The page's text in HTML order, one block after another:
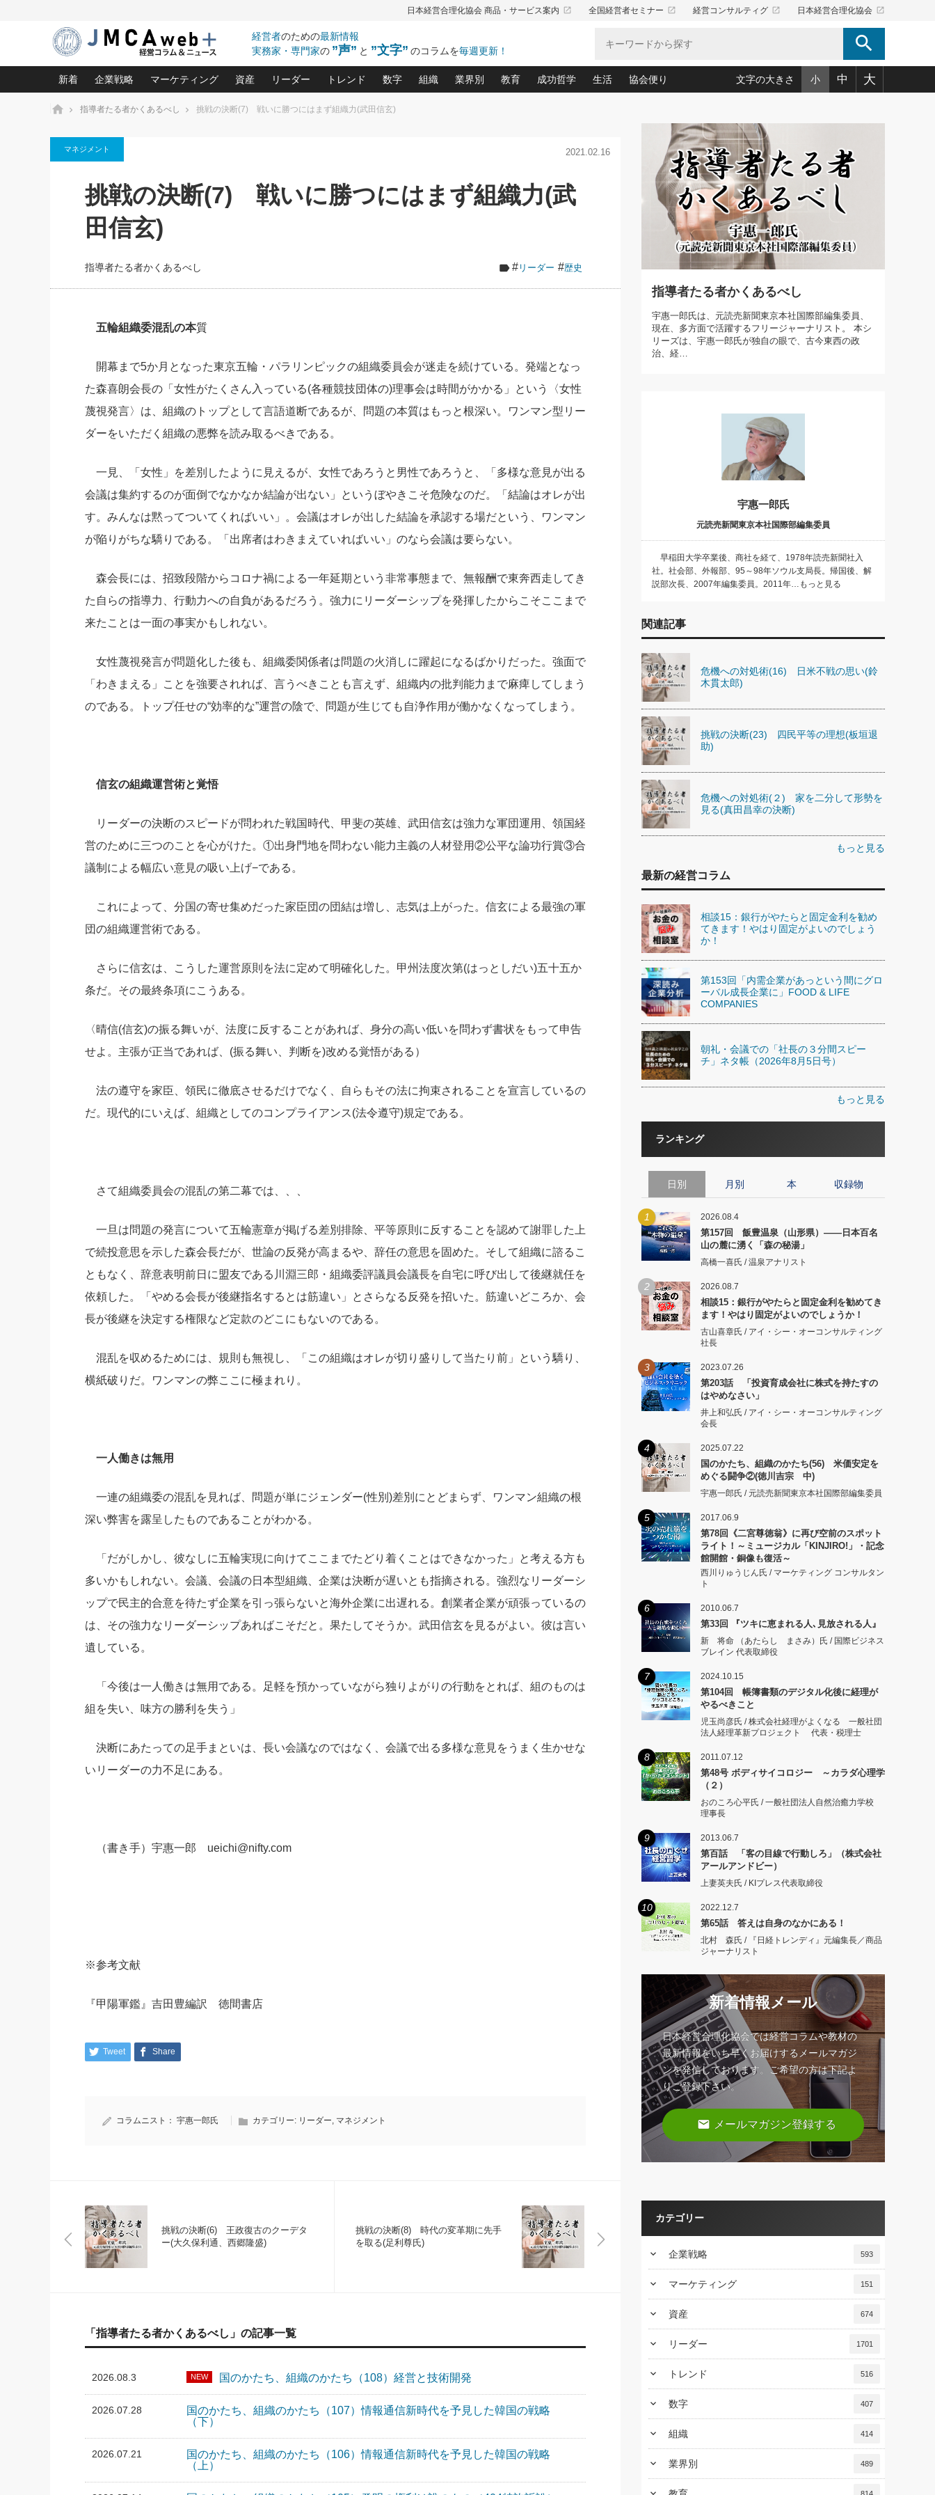
日本経営合理化協会 商品・サービス案内 launch 全国経営者セミナー launch 経営コンサルティグ launch 日本経営合理化協会 launch
経営者のための最新情報
実務家・専門家の ”声” と ”文字” のコラムを毎週更新！ search
新着
2026.08.7
相談15：銀行がやたらと固定金
利を勧めてきます！やはり固定
がよいのでしょうか！
2026.08.7
日号）
2026.08.5 2026.08.5
第86回 「言葉狩り」
もっとみる
企業戦略
中小企業の「１位づくり」戦略(96)
利益を最大化する「業務改善」横田尚哉氏(5)
強い会社を築く ビジネス・クリニック(240)
日本レーザー「人を大切にしながら利益を上げる経営」の極意
(3)
武器としてのM&A入門(3)
社長のための“儲かる通販”戦略視点(151)
継続経営 百話百行(85)
マーケティング
ロングセラーの玉手箱(9)
大復活＆快進撃！ユニバーサルスタジオジャパンの成功要因と
は(5)
酒井光雄 成功事例に学ぶ繁栄企業のブランド戦略(39)
資産
中国経済の最新動向(204)
事業承継の前に、決めておきたい、知っておきたい、やってお
リーダー
ピョートル・F・グジバチの『経営戦略の新常識』(12)
次もあなたにお願いしたいと思われる「一流の仕事術」(28)
トレンド
北村森の「今月のヒット商品」(109)
数字
会社を守り抜くための緊急対策(100)
強い決算書の会社はココが違う！(36)
決算書の“見える化”術(12)
組織
職場の生産性を下げるハラスメントの予防策(10)
賃金決定の定石(68)
顧客・社員・社会から支持される「ウェルビーイング経営入
業界別
大久保一彦の“流行る”お店の仕組みづくり(210)
柿内幸夫─社長のための現場改善(174)
教育
あなただからお願いしたいと思われる 気配りの達人(127)
クレーム対応 実践マニュアル(92)
クレーム対応の新知識と新常識(57)
デキル社員に育てる！ 社員教育の決め手(203)
業績アップにつながる！ワンランク上の手紙・メール術(100)
成功哲学
中国哲学に学ぶ 不況は会社守成の好機(38)
令和時代の「社長の人間力の磨き方」(86)
先人の名句名言の教え 東洋思想に学ぶ経営学(132)
渡部昇一の「日本の指導者たち」(32)
生活
おのころ心平の ──社長のための「か・ら・だマネジメント」
(50)
デジタルＡＶを味方に！新・仕事術(180)
リーダー脳の鍛え方(32)
ワインを楽しむ基礎レッスン(12)
必読！社長が読むべき今月の4冊(88)
眼と耳で楽しむ読書術(162)
社長の「氣」(30)
米国スポーツ・ビジネスに学ぶ心理学(98)
高橋一喜の『これぞ！"本物の温泉"』(157)
協会便り
「愛読者通信」著者インタビュー(44)
ビジネス見聞録 経営ニュース(100)
作間信司の経営無形庵(けいえいむぎょうあん)(166)
経営セミナー情報局(1)
繁栄への着眼点 牟田太陽(76)
講話を聞いて学ぼう 実学・耳学・磨く「ミミガク」のすすめ
文字の大きさ 小 中 大
ホーム 指導者たる者かくあるべし 挑戦の決断(7) 戦いに勝つにはまず組織力(武田信玄)
マネジメント 2021.02.16
挑戦の決断(7) 戦いに勝つにはまず組織力(武
田信玄)
指導者たる者かくあるべし # リーダー #歴史
五輪組織委混乱の本質
開幕まで5か月となった東京五輪・パラリンピックの組織委員会が迷走を続けている。発端となっ
た森喜朗会長の「女性がたくさん入っている(各種競技団体の)理事会は時間がかかる」という〈女性
蔑視発言〉は、組織のトップとして言語道断であるが、問題の本質はもっと根深い。ワンマン型リー
ダーをいただく組織の悪弊を読み取るべきである。
一見、「女性」を差別したように見えるが、女性であろうと男性であろうと、「多様な意見が出る
会議は集約するのが面倒でなかなか結論が出ない」というぼやきこそ危険なのだ。「結論はオレが出
す。みんなは黙ってついてくればいい」。会議はオレが出した結論を承認する場だという、ワンマン
が陥りがちな驕りである。「出席者はわきまえていればいい」のなら会議は要らない。
森会長には、招致段階からコロナ禍による一年延期という非常事態まで、無報酬で東奔西走してき
た自らの指導力、行動力への自負があるだろう。強力にリーダーシップを発揮したからこそここまで
来たことは一面の事実かもしれない。
女性蔑視発言が問題化した後も、組織委関係者は問題の火消しに躍起になるばかりだった。強面で
「わきまえる」ことを強要されれば、言うべきことも言えず、組織内の批判能力まで麻痺してしまう
のである。トップ任せの“効率的な”運営の陰で、問題が生じても自浄作用が働かなくなってしまう。
信玄の組織運営術と覚悟
リーダーの決断のスピードが問われた戦国時代、甲斐の英雄、武田信玄は強力な軍団運用、領国経
営のために三つのことを心がけた。①出身門地を問わない能力主義の人材登用②公平な論功行賞③合
議制による幅広い意見の吸い上げ−である。
これによって、分国の寄せ集めだった家臣団の団結は増し、志気は上がった。信玄による最強の軍
団の組織運営術である。
さらに信玄は、こうした運営原則を法に定めて明確化した。甲州法度次第(はっとしだい)五十五か
条だ。その最終条項にこうある。
〈晴信(信玄)の振る舞いが、法度に反することがあれば、身分の高い低いを問わず書状をもって申告
せよ。主張が正当であれば、(振る舞い、判断を)改める覚悟がある）
法の遵守を家臣、領民に徹底させるだけでなく、自らもその法に拘束されることを宣言しているの
だ。現代的にいえば、組織としてのコンプライアンス(法令遵守)規定である。
さて組織委員会の混乱の第二幕では、、、
一旦は問題の発言について五輪憲章が掲げる差別排除、平等原則に反することを認めて謝罪した上
で続投意思を示した森会長だが、世論の反発が高まるや、辞任の意思を固めた。そして組織に諮るこ
ともなく、辞意表明前日に盟友である川淵三郎・組織委評議員会議長を自宅に呼び出して後継就任を
依頼した。「やめる会長が後継指名するとは筋違い」とさらなる反発を招いた。筋違いどころか、会
長が後継を決定する権限など定款のどこにもないのである。
混乱を収めるためには、規則も無視し、「この組織はオレが切り盛りして当たり前」という驕り、
横紙破りだ。ワンマンの弊ここに極まれり。
一人働きは無用
一連の組織委の混乱を見れば、問題が単にジェンダー(性別)差別にとどまらず、ワンマン組織の根
深い弊害を露呈したものであることがわかる。
「だがしかし、彼なしに五輪実現に向けてここまでたどり着くことはできなかった」と考える方も
多いかもしれない。会議、会議の日本型組織、企業は決断が遅いとも指摘される。強烈なリーダーシ
ップで民主的合意を待たず企業を引っ張らないと海外企業に出遅れる。創業者企業が頑張っているの
は、その強力なリーダーシップあればこそだと。果たしてそうか。武田信玄を見るがよい。彼は言い
遺している。
「今後は一人働きは無用である。足軽を預かっていながら独りよがりの行動をとれば、組のものは
組を失い、味方の勝利を失う」
決断にあたっての足手まといは、長い会議なのではなく、会議で出る多様な意見をうまく生かせな
いリーダーの力不足にある。
（書き手）宇惠一郎 ueichi@nifty.com
※参考文献
『甲陽軍鑑』吉田豊編訳 徳間書店
Tweet Share
コラムニスト： 宇惠一郎氏 カテゴリー: リーダー, マネジメント
挑戦の決断(6) 王政復古のクーデタ
ー(大久保利通、西郷隆盛)
挑戦の決断(8) 時代の変革期に先手
を取る(足利尊氏)
「指導者たる者かくあるべし」の記事一覧
2026.08.3 NEW 国のかたち、組織のかたち（108）経営と技術開発
2026.07.28
国のかたち、組織のかたち（107）情報通信新時代を予見した韓国の戦略
（下）
2026.07.21
国のかたち、組織のかたち（106）情報通信新時代を予見した韓国の戦略
（上）
指導者たる者かくあるべし
宇惠一郎氏は、元読売新聞東京本社国際部編集委員、
現在、多方面で活躍するフリージャーナリスト。 本シ
リーズは、宇惠一郎氏が独自の眼で、古今東西の政
治、経…
宇惠一郎氏
元読売新聞東京本社国際部編集委員
早稲田大学卒業後、商社を経て、1978年読売新聞社入
社。社会部、外報部、95～98年ソウル支局長。帰国後、解
説部次長、2007年編集委員。2011年…もっと見る
関連記事
危機への対処術(16) 日米不戦の思い(鈴
木貫太郎)
挑戦の決断(23) 四民平等の理想(板垣退
助)
危機への対処術(２) 家を二分して形勢を
見る(真田昌幸の決断)
もっと見る
最新の経営コラム
相談15：銀行がやたらと固定金利を勧め
てきます！やはり固定がよいのでしょう
か！
第153回「内需企業があっという間にグロ
ーバル成長企業に」FOOD & LIFE
COMPANIES
朝礼・会議での「社長の３分間スピー
チ」ネタ帳（2026年8月5日号）
もっと見る
ランキング
日別 月別 本 収録物
1 2026.08.4
第157回 飯豊温泉（山形県）――日本百名
山の麓に湧く「森の秘湯」
高橋一喜氏 / 温泉アナリスト
2 2026.08.7
相談15：銀行がやたらと固定金利を勧めてき
ます！やはり固定がよいのでしょうか！
古山喜章氏 / アイ・シー・オーコンサルティング
社長
3 2023.07.26
第203話 「投資育成会社に株式を持たすの
はやめなさい」
井上和弘氏 / アイ・シー・オーコンサルティング
会長
4 2025.07.22
国のかたち、組織のかたち(56) 米価安定を
めぐる闘争②(徳川吉宗 中)
宇惠一郎氏 / 元読売新聞東京本社国際部編集委員
5 2017.06.9
第78回《二宮尊徳翁》に再び空前のスポット
ライト！～ミュージカル「KINJIRO!」・記念
館開館・銅像も復活～
西川りゅうじん氏 / マーケティング コンサルタン
ト
6 2010.06.7
第33回 『ツキに恵まれる人､見放される人』
新 将命 （あたらし まさみ）氏 / 国際ビジネス
ブレイン 代表取締役
7 2024.10.15
第104回 帳簿書類のデジタル化後に経理が
やるべきこと
児玉尚彦氏 / 株式会社経理がよくなる 一般社団
法人経理革新プロジェクト 代表・税理士
8 2011.07.12
第48号 ボディサイコロジー ～カラダ心理学
（２）
おのころ心平氏 / 一般社団法人自然治癒力学校
理事長
9 2013.06.7
第百話 「客の目線で行動しろ」（株式会社
アールアンドビー）
上妻英夫氏 / KIプレス代表取締役
10 2022.12.7
第65話 答えは自身のなかにある！
北村 森氏 / 『日経トレンディ』元編集長／商品
ジャーナリスト
新着情報メール
日本経営合理化協会では経営コラムや教材の
最新情報をいち早くお届けするメールマガジ
ンを発信しております。ご希望の方は下記よ
りご登録下さい。
email メールマガジン登録する
カテゴリー
keyboard_arrow_down 企業戦略 593
keyboard_arrow_down マーケティング 151
keyboard_arrow_down 資産 674
keyboard_arrow_down リーダー 1701
keyboard_arrow_down トレンド 516
keyboard_arrow_down 数字 407
keyboard_arrow_down 組織 414
keyboard_arrow_down 業界別 489